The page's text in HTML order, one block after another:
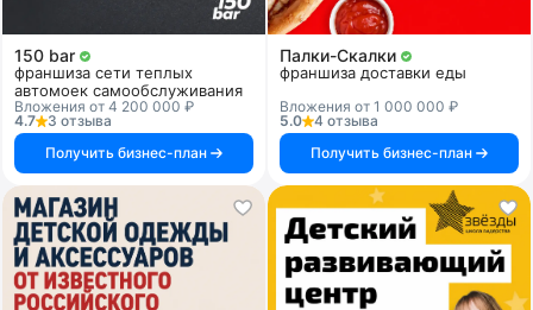
150 bar
франшиза сети теплых
автомоек самообслуживания
Вложения от 4 200 000 ₽
4.7
3 отзыва
Получить бизнес-план
Палки-Скалки
франшиза доставки еды
Вложения от 1 000 000 ₽
5.0
4 отзыва
Получить бизнес-план